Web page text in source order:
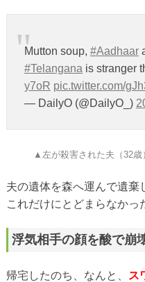
Mutton soup, #Aadhaar
#Telangana is stranger
y7oR pic.twitter.com/
— DailyO (@DailyO_)
▲左が殺害された夫（32歳
夫の遺体を森へ運んで遺棄
これだけにとどまらなかっ
浮気相手の顔を酸で崩
帰宅したのち、なんと、
ス